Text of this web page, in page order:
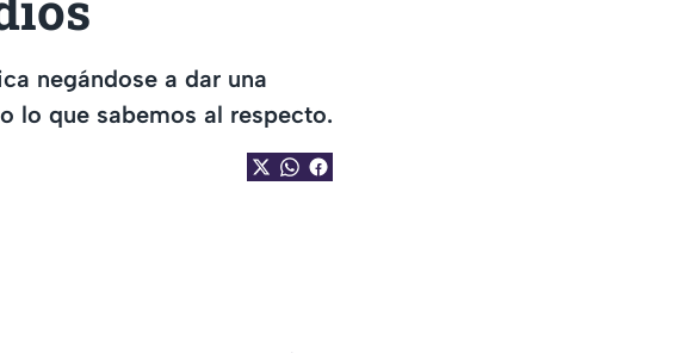
negándose a dar una
lo que sabemos al respecto.